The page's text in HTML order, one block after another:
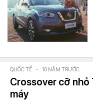
QUỐC TẾ - 10 NĂM TRƯỚC
Crossover cỡ nhỏ
máy